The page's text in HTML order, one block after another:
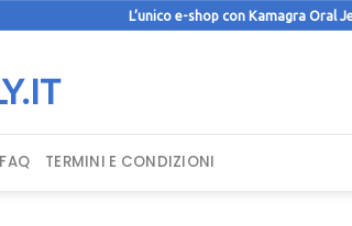
L’unico e-shop con Kamagra Oral
FAQ TERMINI E CONDIZIONI